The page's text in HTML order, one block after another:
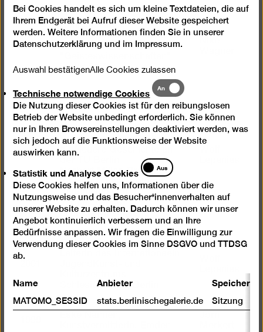
2005
Henning Ritter,
verantwortlicher Redakteur
der Seite
in der FAZ
2003
Werner Dahlheim,
Professor für Alte
Geschichte an der TU
Berlin
Volker Hunecke, Professor
für Neuere Geschichte an
Norbert Miller, Professfor
für Deutsche Philologie,
Allgemeine und
Vergleichende
Literaturwissenschaft
Christel Hartmann-Fritsch,
Schlesische 27, Berlin
Bei Cookies handelt es sich um kleine Textdateien, die auf
Ihrem Endgerät bei Aufruf dieser Website gespeichert
werden. Weitere Informationen finden Sie in unserer
Datenschutzerklärung und im Impressum.
Auswahl bestätigenAlle Cookies zulassen
Technische notwendige Cookies
Technische
notwendige
Cookies
An
Die Nutzung dieser Cookies ist für den reibungslosen
Betrieb der Website unbedingt erforderlich. Sie können
nur in Ihren Browsereinstellungen deaktiviert werden, was
sich jedoch auf die Funktionsweise der Website
auswirken kann.
Statistik und Analyse Cookies
Statistik
und
Analyse
Cookies
Aus
Diese Cookies helfen uns, Informationen über die
Nutzungsweise und das Besucher*innenverhalten auf
unserer Website zu erhalten. Dadurch können wir unser
Angebot kontinuierlich verbessern und an Ihre
Bedürfnisse anpassen. Wir fragen die Einwilligung zur
Verwendung dieser Cookies im Sinne DSGVO und TTDSG
ab.
Name Anbieter
MATOMO_SESSID stats.berlinischegalerie.de Sitzung